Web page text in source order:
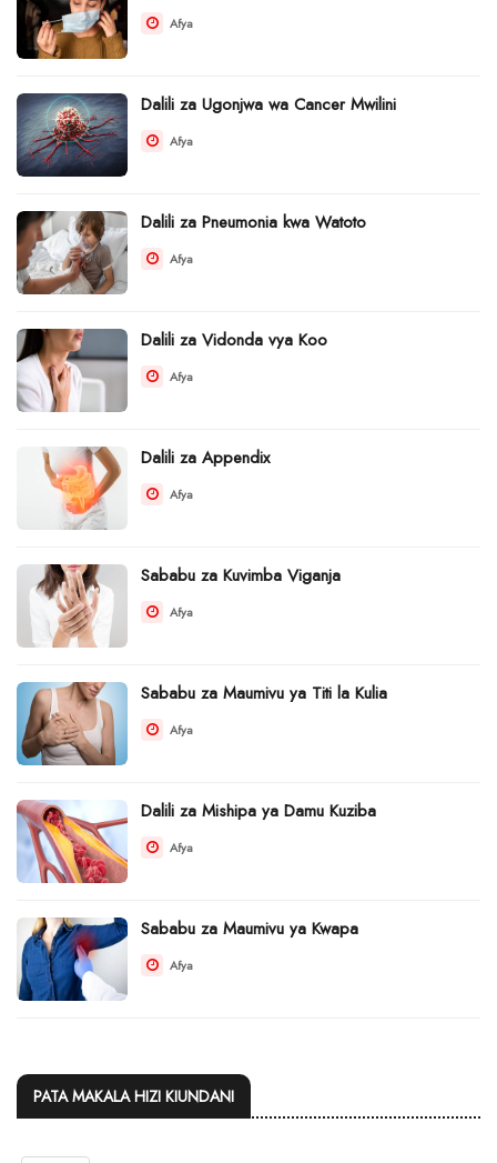
Afya
Dalili za Ugonjwa wa Cancer Mwilini
Afya
Dalili za Pneumonia kwa Watoto
Afya
Dalili za Vidonda vya Koo
Afya
Dalili za Appendix
Afya
Sababu za Kuvimba Viganja
Afya
Sababu za Maumivu ya Titi la Kulia
Afya
Dalili za Mishipa ya Damu Kuziba
Afya
Sababu za Maumivu ya Kwapa
Afya
PATA MAKALA HIZI KIUNDANI